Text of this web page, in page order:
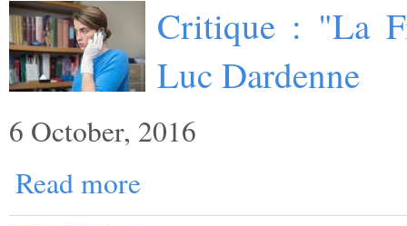
Critique : "La
Luc Dardenne
6 October, 2016
Read more